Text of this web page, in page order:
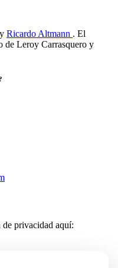
y Ricardo Altmann . El
de Leroy Carrasquero y
de privacidad aquí: